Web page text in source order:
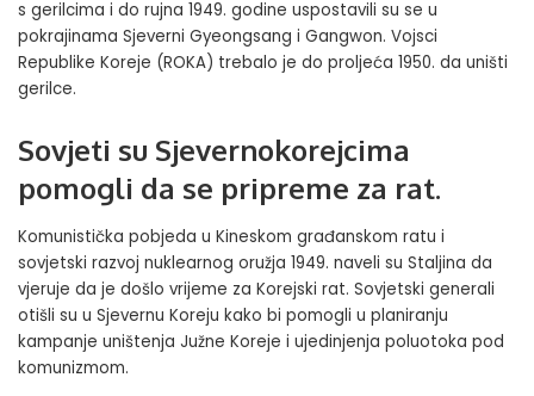
s gerilcima i do rujna 1949. godine uspostavili su se u
pokrajinama Sjeverni Gyeongsang i Gangwon. Vojsci
Republike Koreje (ROKA) trebalo je do proljeća 1950. da uništi
gerilce.
Sovjeti su Sjevernokorejcima
pomogli da se pripreme za rat.
Komunistička pobjeda u Kineskom građanskom ratu i
sovjetski razvoj nuklearnog oružja 1949. naveli su Staljina da
vjeruje da je došlo vrijeme za Korejski rat. Sovjetski generali
otišli su u Sjevernu Koreju kako bi pomogli u planiranju
kampanje uništenja Južne Koreje i ujedinjenja poluotoka pod
komunizmom.